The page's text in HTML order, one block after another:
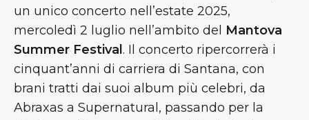
un unico concerto nell’estate 2025,
mercoledì 2 luglio nell’ambito del Mantova
Summer Festival . Il concerto ripercorrerà i
cinquant’anni di carriera di Santana, con
brani tratti dai suoi album più celebri, da
Abraxas a Supernatural, passando per la